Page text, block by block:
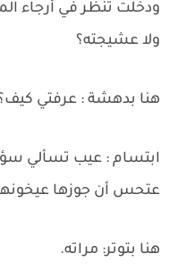
ودخلت تنظر في أرجاء
ولا عشيجته؟
هنا بدهشة : عرفتي
ابتسام : عيب تسألي
عتحس أن جوزها
هنا بتوتر: مراته.